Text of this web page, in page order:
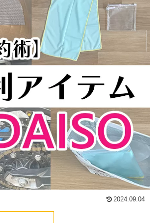
2024.09.04